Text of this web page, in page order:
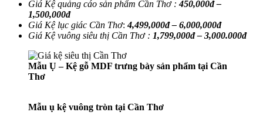
Giá Kệ quảng cáo sản phẩm Cần Thơ :450,000đ –
1,500,000đ
Giá Kệ lục giác Cần Thơ:4,499,000đ – 6,000,000đ
Giá Kệ vuông siêu thị Cần Thơ: 1,799,000đ – 3,000.000đ
Mẫu Ụ – Kệ gỗ MDF trưng bày sản phẩm tại Cần
Thơ
Mẫu ụ kệ vuông tròn tại Cần Thơ